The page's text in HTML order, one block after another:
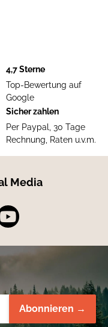
4,7 Sterne
Top-Bewertung auf
Google
Sicher zahlen
Per Paypal, 30 Tage
Rechnung, Raten u.v.m.
Media
Abonnieren →